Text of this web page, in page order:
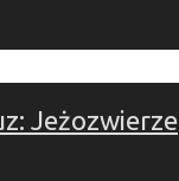
Jeżozwierze